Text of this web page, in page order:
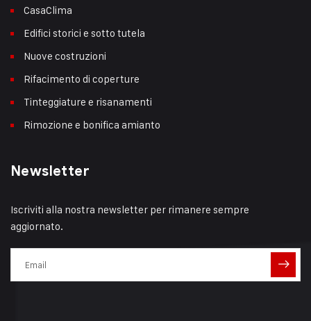
CasaClima
Edifici storici e sotto tutela
Nuove costruzioni
Rifacimento di coperture
Tinteggiature e risanamenti
Rimozione e bonifica amianto
Newsletter
Iscriviti alla nostra newsletter per rimanere sempre
aggiornato.